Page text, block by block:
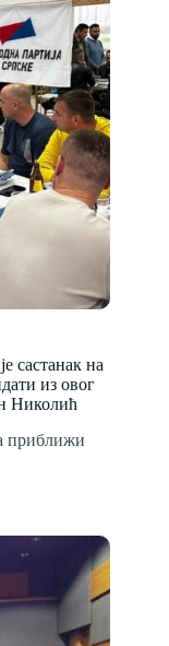
састанак на
из овог
Николић
приближи